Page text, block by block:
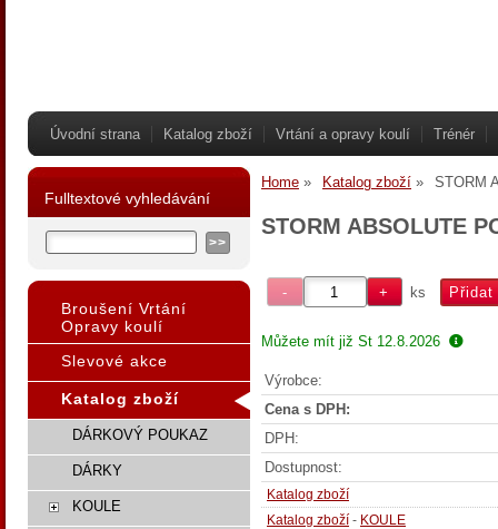
Úvodní strana Katalog zboží Vrtání a opravy koulí Trénér
Home Katalog zboží STORM
STORM ABSOLUTE
ks
Můžete mít již St 12.8.2026
Výrobce:
Cena s DPH:
DPH:
Dostupnost:
Katalog zboží
Katalog zboží - KOULE
Fulltextové vyhledávání
Broušení Vrtání
Opravy koulí
Slevové akce
Katalog zboží
DÁRKOVÝ POUKAZ
DÁRKY
KOULE